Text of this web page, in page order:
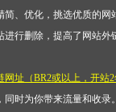
简、优化，挑选优质的网
进行删除，提高了网站外
网址（BR2或以上，开站
同时为你带来流量和收录